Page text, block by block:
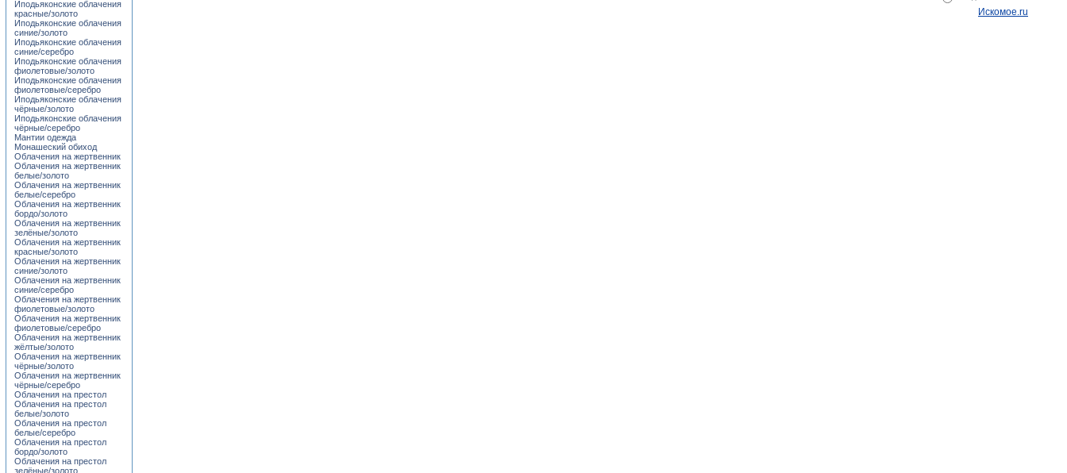
Иподьяконские облачения
красные/золото
Иподьяконские облачения
синие/золото
Иподьяконские облачения
синие/серебро
Иподьяконские облачения
фиолетовые/золото
Иподьяконские облачения
фиолетовые/серебро
Иподьяконские облачения
чёрные/золото
Иподьяконские облачения
чёрные/серебро
Мантии одежда
Монашеский обиход
Облачения на жертвенник
Облачения на жертвенник
белые/золото
Облачения на жертвенник
белые/серебро
Облачения на жертвенник
бордо/золото
Облачения на жертвенник
зелёные/золото
Облачения на жертвенник
красные/золото
Облачения на жертвенник
синие/золото
Облачения на жертвенник
синие/серебро
Облачения на жертвенник
фиолетовые/золото
Облачения на жертвенник
фиолетовые/серебро
Облачения на жертвенник
жёлтые/золото
Облачения на жертвенник
чёрные/золото
Облачения на жертвенник
чёрные/серебро
Облачения на престол
Облачения на престол
белые/золото
Облачения на престол
белые/серебро
Облачения на престол
бордо/золото
Облачения на престол
зелёные/золото
Искомое.ru